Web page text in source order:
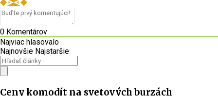
0 Komentárov
Najviac hlasovalo
Najnovšie Najstaršie
Ceny komodít na svetových burzách